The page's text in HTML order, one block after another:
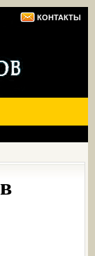
КОНТАКТЫ